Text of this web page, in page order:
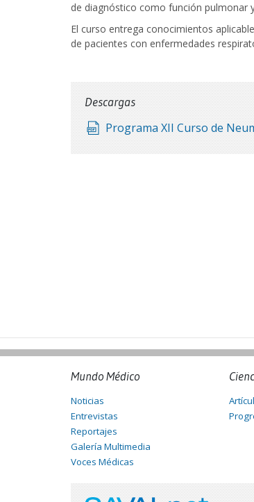
de diagnóstico como función pulmonar
El curso entrega conocimientos
de pacientes con enfermedades
Descargas
Programa XII Curso de
Mundo Médico
Noticias
Entrevistas
Reportajes
Galería Multimedia
Voces Médicas